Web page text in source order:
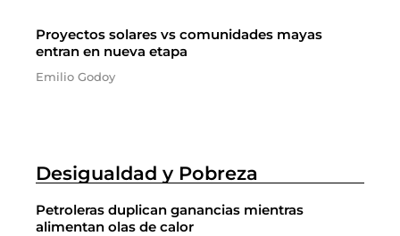
Proyectos solares vs comunidades mayas
entran en nueva etapa
Emilio Godoy
Desigualdad y Pobreza
Petroleras duplican ganancias mientras
alimentan olas de calor